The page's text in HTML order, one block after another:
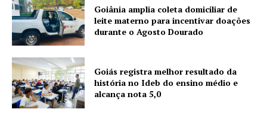
Goiânia amplia coleta domiciliar de
leite materno para incentivar doações
durante o Agosto Dourado
Goiás registra melhor resultado da
história no Ideb do ensino médio e
alcança nota 5,0